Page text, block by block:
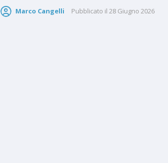
Marco Cangelli Pubblicato il 28 Giugno 2026